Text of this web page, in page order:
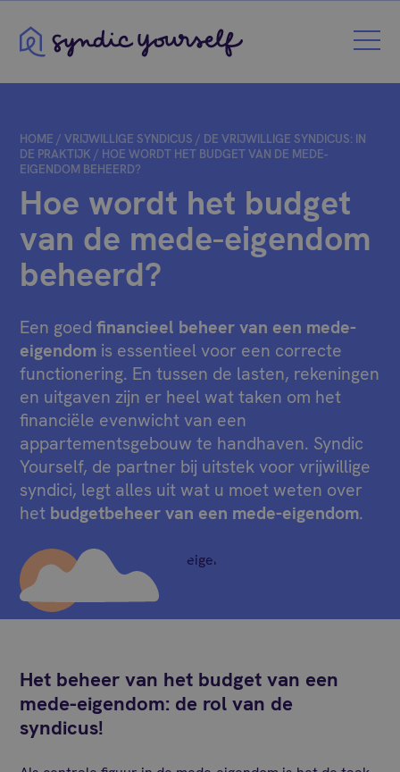
Syndic Yourself
HOME /VRIJWILLIGE SYNDICUS / DE VRIJWILLIGE SYNDICUS: IN
DE PRAKTIJK / HOE WORDT HET BUDGET VAN DE MEDE-
EIGENDOM BEHEERD?
Hoe wordt het budget
van de mede-eigendom
beheerd?
Een goedfinancieel beheer van een mede-
eigendom is essentieel voor een correcte
functionering. En tussen de lasten, rekeningen
en uitgaven zijn er heel wat taken om het
financiële evenwicht van een
appartementsgebouw te handhaven. Syndic
Yourself, de partner bij uitstek voor vrijwillige
syndici, legt alles uit wat u moet weten over
het budgetbeheer van een mede-eigendom.
Het beheer van het budget van een
mede-eigendom: de rol van de
syndicus!